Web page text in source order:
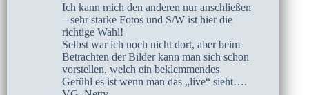
Ich kann mich den anderen nur anschließen
– sehr starke Fotos und S/W ist hier die
richtige Wahl!
Selbst war ich noch nicht dort, aber beim
Betrachten der Bilder kann man sich schon
vorstellen, welch ein beklemmendes
Gefühl es ist wenn man das „live“ sieht….